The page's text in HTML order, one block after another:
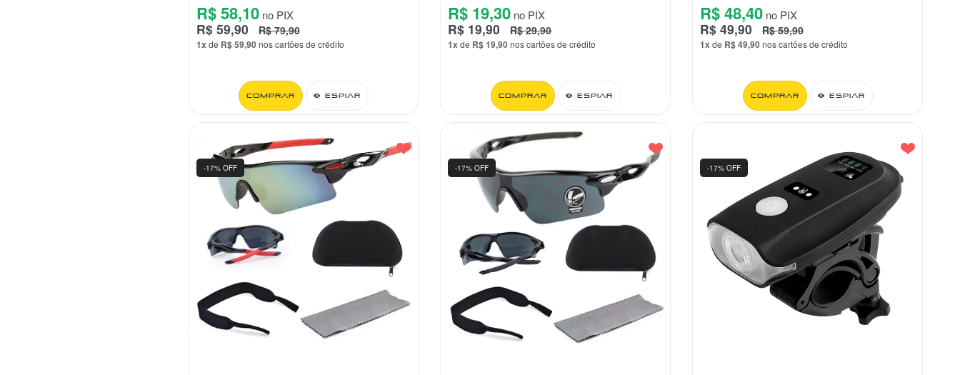
R$ 58,10no PIX
R$ 59,90 R$ 79,90
1x de R$ 59,90nos cartões de crédito
Comprar Espiar
R$ 19,30 no PIX
R$ 19,90 R$ 29,90
1x de R$ 19,90 nos cartões de crédito
Comprar Espiar
R$ 48,40 no PIX
R$ 49,90 R$ 59,90
1x de R$ 49,90nos cartões de crédito
Comprar Espiar
-17% OFF -17% OFF -17% OFF